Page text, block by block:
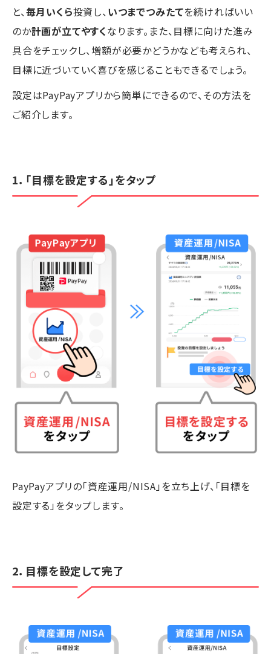
と、毎月いくら投資し、いつまでつみたてを続ければいい
のか計画が立てやすくなります。また、目標に向けた進み
具合をチェックし、増額が必要かどうかなども考えられ、
目標に近づいていく喜びを感じることもできるでしょう。
設定はPayPayアプリから簡単にできるので、その方法を
ご紹介します。
1．「目標を設定する」をタップ
PayPayアプリの「資産運用/NISA」を立ち上げ、「目標を
設定する」をタップします。
2．目標を設定して完了